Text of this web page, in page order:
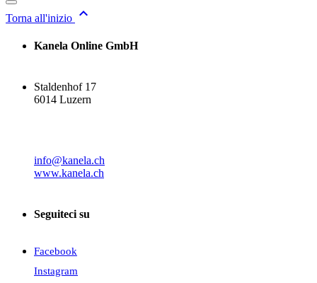
Produkte anzeigen
Torna all'inizio 
Kanela Online GmbH
Staldenhof 17
6014 Luzern
info@kanela.ch
www.kanela.ch
Seguiteci su
Facebook
Instagram